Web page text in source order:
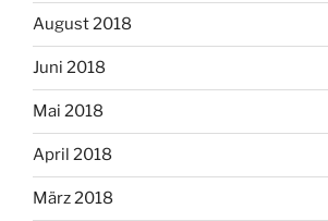
August 2018
Juni 2018
Mai 2018
April 2018
März 2018